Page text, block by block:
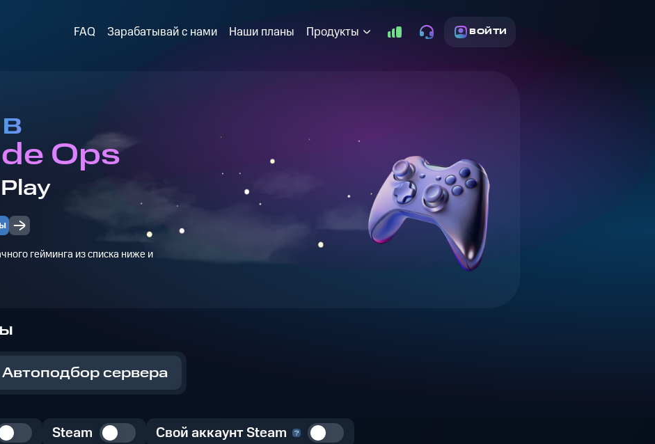
FAQ Зарабатывай с нами Наши планы Продукты ВОЙТИ
Ops
гейминга из списка ниже и
Автоподбор сервера
Steam Свой аккаунт Steam